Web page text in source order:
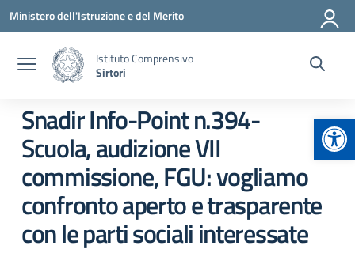
Vai ai contenuti
Vai al menu di navigazione
Vai al footer
Ministero dell'Istruzione e del Merito
Istituto Comprensivo
Sirtori
Snadir Info-Point n.394-
Scuola, audizione VII
commissione, FGU: vogliamo
confronto aperto e trasparente
con le parti sociali interessate